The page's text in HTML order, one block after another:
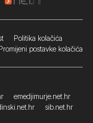
Politika kolačića
postavke kolačića
emedjimurje.net.hr
sib.net.hr